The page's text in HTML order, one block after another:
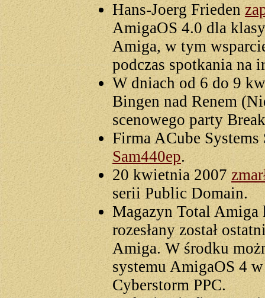
Hans-Joerg Frieden
AmigaOS 4.0 dla
Amiga, w tym
podczas spotkania na
W dniach od 6 do 9
Bingen nad Renem
scenowego party
Firma ACube Systems
Sam440ep.
20 kwietnia 2007
serii Public Domain.
Magazyn Total Amiga
rozesłany został
Amiga. W środku
systemu AmigaOS 4
Cyberstorm PPC.